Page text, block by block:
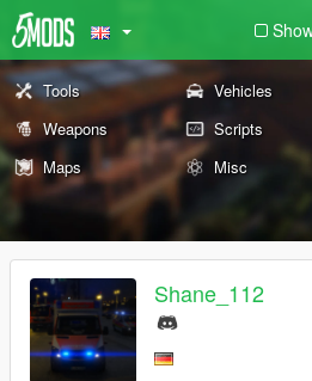
Tools Vehicles
Weapons
Scripts
Maps
Misc
Shane_112